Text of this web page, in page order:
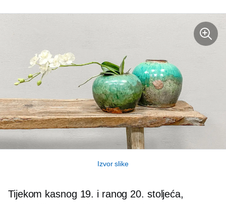
Izvor slike
Tijekom kasnog 19. i ranog 20. stoljeća,